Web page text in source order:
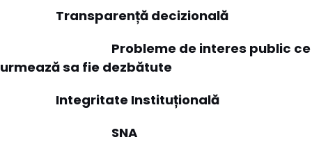
Transparență decizională
Probleme de interes public ce
urmează sa fie dezbătute
Integritate Instituțională
SNA